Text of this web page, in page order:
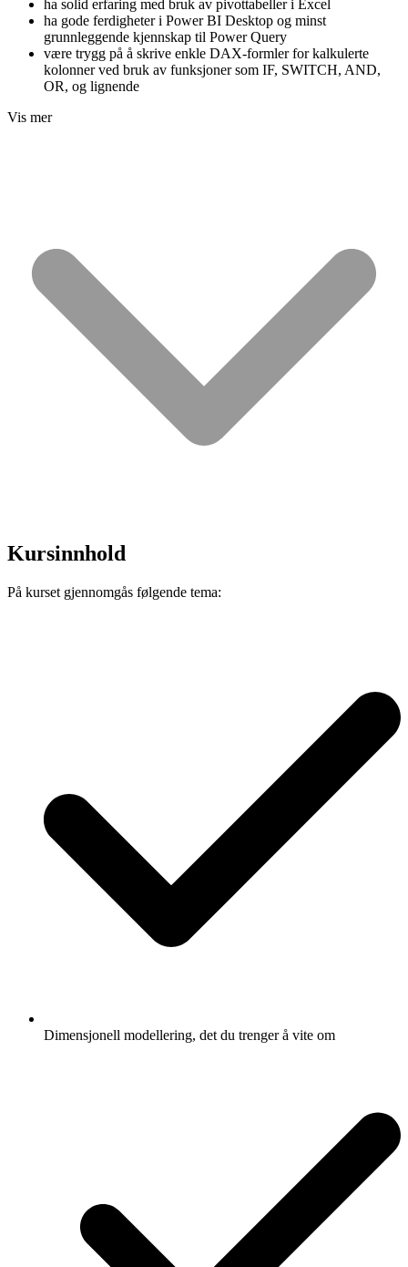
ha solid erfaring med bruk av pivottabeller i Excel
ha gode ferdigheter i Power BI Desktop og minst
grunnleggende kjennskap til Power Query
være trygg på å skrive enkle DAX-formler for kalkulerte
kolonner ved bruk av funksjoner som IF, SWITCH, AND,
OR, og lignende
Vis mer
Kursinnhold
På kurset gjennomgås følgende tema:
Dimensjonell modellering, det du trenger å vite om